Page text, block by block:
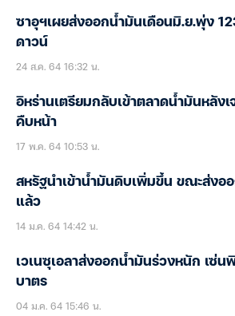
ซาอุฯเผยส่งออกน้ำมันเดือนมิ.ย.พุ่ง
ดาวน์
24 ส.ค. 64 16:32 น.
อิหร่านเตรียมกลับเข้าตลาดน้ำมันหลัง
คืบหน้า
17 พ.ค. 64 10:53 น.
สหรัฐนำเข้าน้ำมันดิบเพิ่มขึ้น ขณะส่งอ
แล้ว
14 ม.ค. 64 14:42 น.
เวเนซุเอลาส่งออกน้ำมันร่วงหนัก เซ่
บาตร
04 ม.ค. 64 15:46 น.